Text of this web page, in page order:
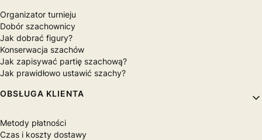
Organizator turnieju
Dobór szachownicy
Jak dobrać figury?
Konserwacja szachów
Jak zapisywać partię szachową?
Jak prawidłowo ustawić szachy?
OBSŁUGA KLIENTA
Metody płatności
Czas i koszty dostawy